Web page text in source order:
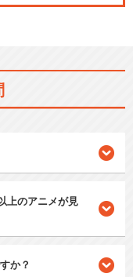
上のアニメが見
か？